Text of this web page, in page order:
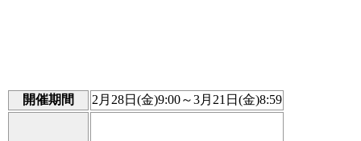
開催期間 2月28日(金)9:00～3月21日(金)8:59